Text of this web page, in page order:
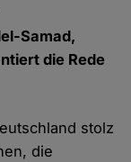
Samad,
die Rede
stolz
die